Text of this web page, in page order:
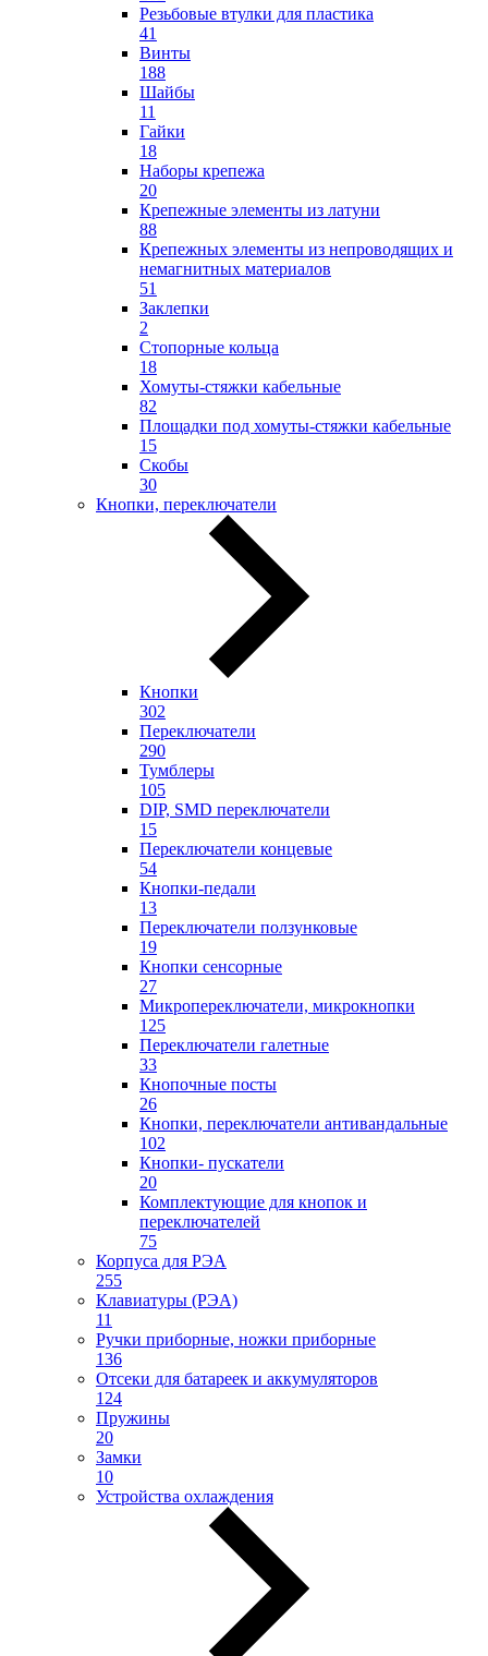
Резьбовые втулки для пластика
41
Винты
188
Шайбы
11
Гайки
18
Наборы крепежа
20
Крепежные элементы из латуни
88
Крепежных элементы из непроводящих и
немагнитных материалов
51
Заклепки
2
Стопорные кольца
18
Хомуты-стяжки кабельные
82
Площадки под хомуты-стяжки кабельные
15
Скобы
30
Кнопки, переключатели
Кнопки
302
Переключатели
290
Тумблеры
105
DIP, SMD переключатели
15
Переключатели концевые
54
Кнопки-педали
13
Переключатели ползунковые
19
Кнопки сенсорные
27
Микропереключатели, микрокнопки
125
Переключатели галетные
33
Кнопочные посты
26
Кнопки, переключатели антивандальные
102
Кнопки- пускатели
20
Комплектующие для кнопок и
переключателей
75
Корпуса для РЭА
255
Клавиатуры (РЭА)
11
Ручки приборные, ножки приборные
136
Отсеки для батареек и аккумуляторов
124
Пружины
20
Замки
10
Устройства охлаждения